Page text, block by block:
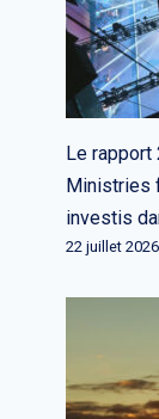
Nvidia
pour
Le rapport
Ministries
investis
22 juillet 2026